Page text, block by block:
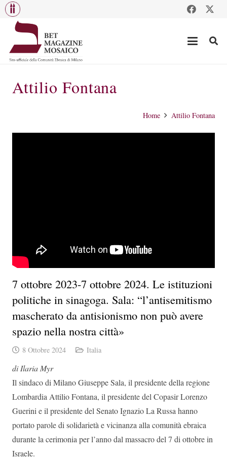
Attilio Fontana
Home Attilio Fontana
7 ottobre 2023-7 ottobre 2024. Le istituzioni
politiche in sinagoga. Sala: “l’antisemitismo
mascherato da antisionismo non può avere
spazio nella nostra città»
8 Ottobre 2024 Italia
di Ilaria Myr
Il sindaco di Milano Giuseppe Sala, il presidente della regione
Lombardia Attilio Fontana, il presidente del Copasir Lorenzo
Guerini e il presidente del Senato Ignazio La Russa hanno
portato parole di solidarietà e vicinanza alla comunità ebraica
durante la cerimonia per l’anno dal massacro del 7 di ottobre in
Israele.